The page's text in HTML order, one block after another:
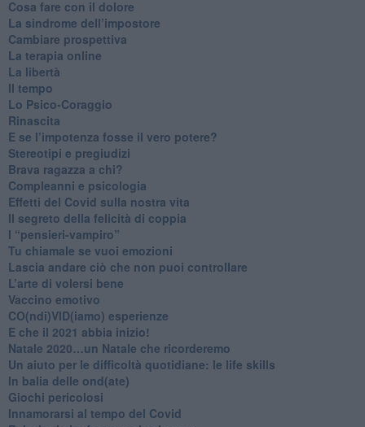
Cosa fare con il dolore
​La sindrome dell’impostore
​Cambiare prospettiva
La terapia online
La libertà
​Il tempo
​Lo Psico-Coraggio
Rinascita
​E se l’impotenza fosse il vero potere?
Stereotipi e pregiudizi
​Brava ragazza a chi?
​Compleanni e psicologia
Effetti del Covid sulla nostra vita
Il segreto della felicità di coppia
​I “pensieri-vampiro”
​Tu chiamale se vuoi emozioni
​Lascia andare ciò che non puoi controllare
L’arte di volersi bene
​Vaccino emotivo
CO(ndi)VID(iamo) esperienze
​E che il 2021 abbia inizio!
​Natale 2020…un Natale che ricorderemo
Un aiuto per le difficoltà quotidiane: le life skills
​In balia delle ond(ate)
Giochi pericolosi
Innamorarsi al tempo del Covid